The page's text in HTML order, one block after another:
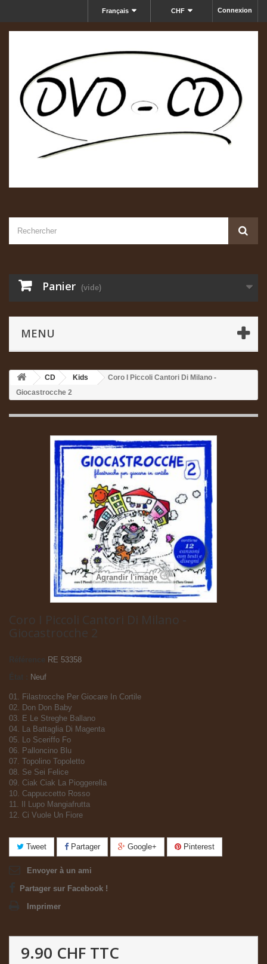
Connexion
CHF
Français
Panier (vide)
MENU
CD Kids
Coro I Piccoli Cantori Di Milano -
Giocastrocche 2
Agrandir l'image
Coro I Piccoli Cantori Di Milano -
Giocastrocche 2
Référence
RE 53358
Neuf
01. Filastrocche Per Giocare In Cortile
02. Don Don Baby
03. E Le Streghe Ballano
04. La Battaglia Di Magenta
05. Lo Sceriffo Fo
06. Palloncino Blu
07. Topolino Topoletto
08. Se Sei Felice
09. Ciak Ciak La Pioggerella
10. Cappuccetto Rosso
11. Il Lupo Mangiafrutta
12. Ci Vuole Un Fiore
Tweet Partager Google+ Pinterest
Envoyer à un ami
Partager sur Facebook !
Imprimer
9.90 CHF TTC